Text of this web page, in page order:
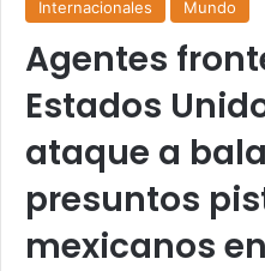
Internacionales Mundo
Agentes
Estados
ataque a
presuntos
mexicanos